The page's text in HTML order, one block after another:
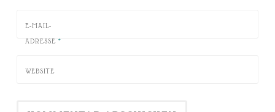
E-MAIL-
ADRESSE *
WEBSITE